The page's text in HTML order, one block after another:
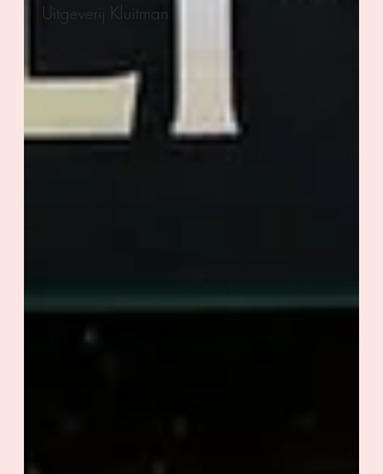
Uitgeverij Kluitman